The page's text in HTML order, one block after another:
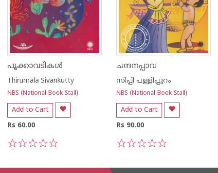
പൂക്കാവടികൾ
Thirumala Sivankutty
NBS (National Book Stall)
Add to Cart
Rs 60.00
ചന്ദനപ്പാവ
സിപ്പി പള്ളിപ്പുറം
NBS (National Book Stall)
Add to Cart
Rs 90.00